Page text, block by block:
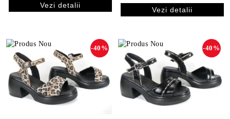
Vezi detalii
Vezi detalii
-40% -40%